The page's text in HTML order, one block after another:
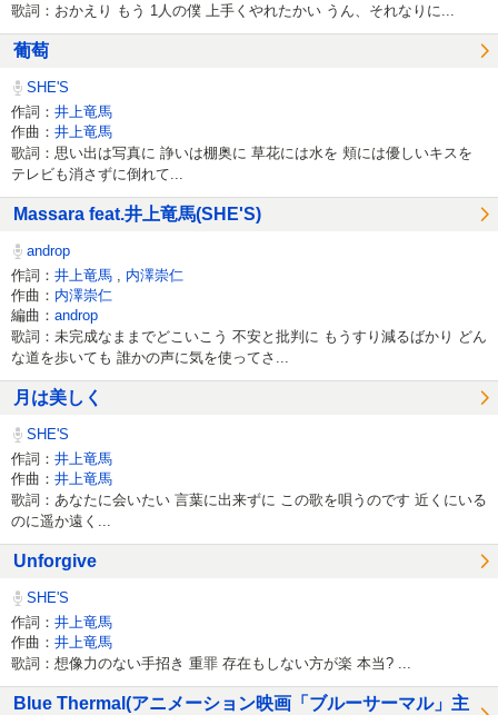
歌詞：おかえり もう 1人の僕 上手くやれたかい うん、それなりに...
葡萄
SHE'S
作詞： 井上竜馬
作曲： 井上竜馬
歌詞：思い出は写真に 諍いは棚奥に 草花には水を 頬には優しいキスを
テレビも消さずに倒れて...
Massara feat.井上竜馬(SHE'S)
androp
作詞： 井上竜馬
内澤崇仁
作曲： 内澤崇仁
編曲： androp
歌詞：未完成なままでどこいこう 不安と批判に もうすり減るばかり どん
な道を歩いても 誰かの声に気を使ってさ...
月は美しく
SHE'S
作詞： 井上竜馬
作曲： 井上竜馬
歌詞：あなたに会いたい 言葉に出来ずに この歌を唄うのです 近くにいる
のに遥か遠く...
Unforgive
SHE'S
作詞： 井上竜馬
作曲： 井上竜馬
歌詞：想像力のない手招き 重罪 存在もしない方が楽 本当? ...
Blue Thermal(アニメーション映画「ブルーサーマル」主